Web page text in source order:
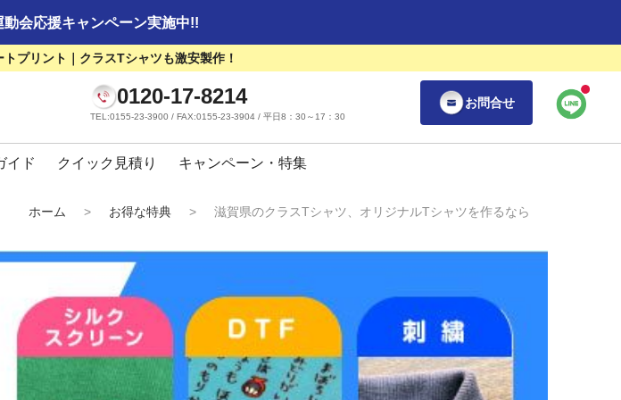
会応援キャンペーン実施中!!
プリント｜クラスTシャツも激安製作！
0120-17-8214
TEL:0155-23-3900 / FAX:0155-23-3904 / 平日8：30～17：30
お問合せ
イド クイック見積り キャンペーン・特集
ホーム > お得な特典 > 滋賀県のクラスTシャツ、オリジナルTシャツを作るなら